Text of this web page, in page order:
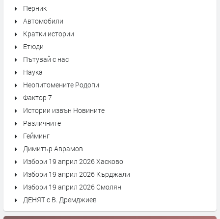
Перник
Автомобили
Кратки истории
Етюди
Пътувай с нас
Наука
Неопитомените Родопи
Фактор 7
Истории извън Новините
Различните
Гейминг
Димитър Аврамов
Избори 19 април 2026 Хасково
Избори 19 април 2026 Кърджали
Избори 19 април 2026 Смолян
ДЕНЯТ с В. Дремджиев